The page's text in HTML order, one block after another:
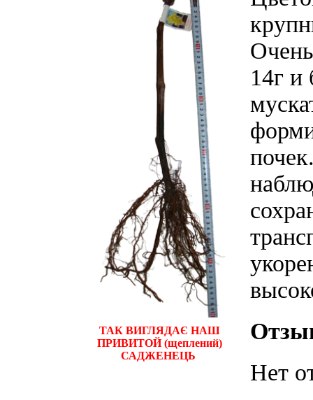
ТАК ВИГЛЯДАЄ НАШ
ПРИВИТОЙ (щеплений)
САДЖЕНЕЦЬ
14г и
Нет